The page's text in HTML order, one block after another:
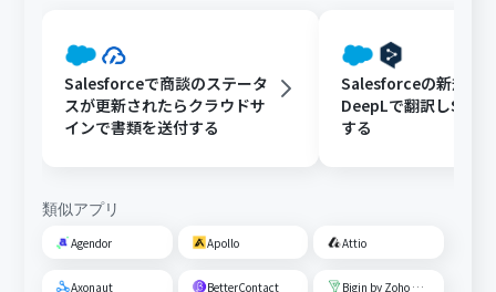
Salesforceで商談のステータ
スが更新されたらクラウドサ
インで書類を送付する
Salesforceの新規リ
DeepLで翻訳しSlack
する
類似アプリ
Agendor Apollo Attio
Axonaut BetterContact Bigin by Zoho CRM